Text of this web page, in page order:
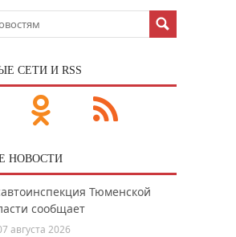
СЕТИ И RSS
НОВОСТИ
Тюменской
сообщает
августа 2026